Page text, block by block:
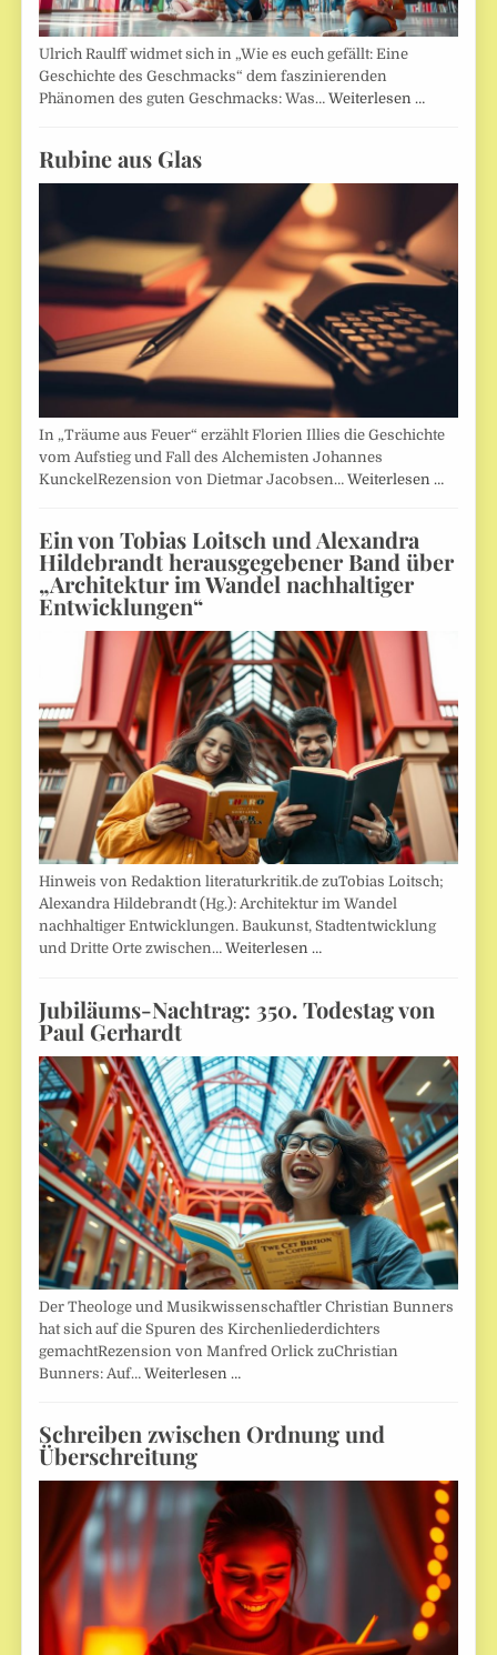
Ulrich Raulff widmet sich in „Wie es euch gefällt: Eine
Geschichte des Geschmacks“ dem faszinierenden
Phänomen des guten Geschmacks: Was…Weiterlesen …
Rubine aus Glas
In „Träume aus Feuer“ erzählt Florien Illies die Geschichte
vom Aufstieg und Fall des Alchemisten Johannes
KunckelRezension von Dietmar Jacobsen…Weiterlesen …
Ein von Tobias Loitsch und Alexandra
Hildebrandt herausgegebener Band über
„Architektur im Wandel nachhaltiger
Entwicklungen“
Hinweis von Redaktion literaturkritik.de zuTobias Loitsch;
Alexandra Hildebrandt (Hg.): Architektur im Wandel
nachhaltiger Entwicklungen. Baukunst, Stadtentwicklung
und Dritte Orte zwischen…Weiterlesen …
Jubiläums-Nachtrag: 350. Todestag von
Paul Gerhardt
Der Theologe und Musikwissenschaftler Christian Bunners
hat sich auf die Spuren des Kirchenliederdichters
gemachtRezension von Manfred Orlick zuChristian
Bunners: Auf…Weiterlesen …
Schreiben zwischen Ordnung und
Überschreitung